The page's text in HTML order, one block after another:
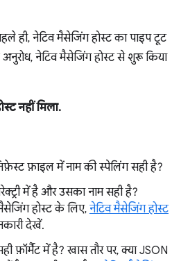
ही, नेटिव मैसेजिंग होस्ट का पाइप टूट
नेटिव मैसेजिंग होस्ट से शुरू किया
नहीं मिला.
फ़ाइल में नाम की स्पेलिंग सही है?
में है और उसका नाम सही है?
होस्ट के लिए, नेटिव मैसेजिंग होस्ट
देखें.
फ़ॉर्मैट में है? खास तौर पर, क्या JSON